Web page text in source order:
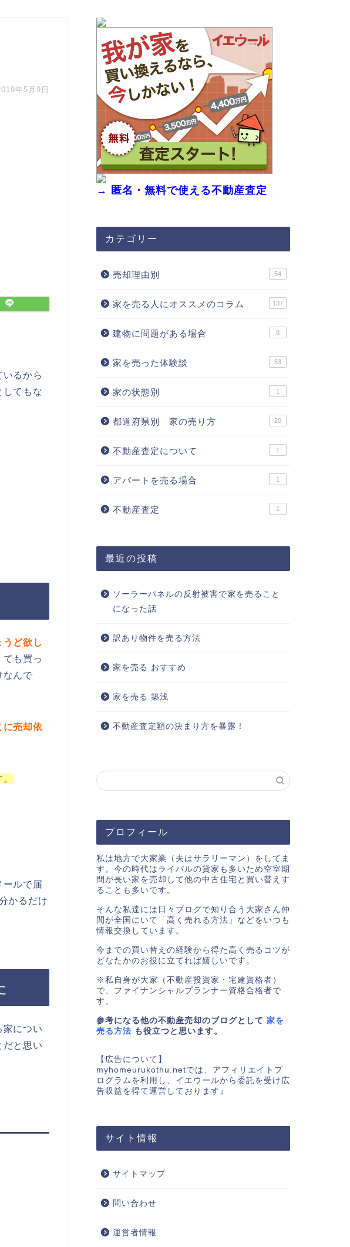
年5月9日
るから
してもな
ど欲し
ても買っ
なんで
に売却依
ルで届
かるだけ
につい
だと思い
→ 匿名・無料で使える不動産査定
カテゴリー
売却理由別 54
家を売る人にオススメのコラム 137
建物に問題がある場合 8
家を売った体験談 53
家の状態別 1
都道府県別 家の売り方 20
不動産査定について 1
アパートを売る場合 1
不動産査定 1
最近の投稿
ソーラーパネルの反射被害で家を売ること
になった話
訳あり物件を売る方法
家を売る おすすめ
家を売る 築浅
不動産査定額の決まり方を暴露！
プロフィール
私は地方で大家業（夫はサラリーマン）をしてま
す。今の時代はライバルの貸家も多いため空室期
間が長い家を売却して他の中古住宅と買い替えす
ることも多いです。
そんな私達には日々ブログで知り合う大家さん仲
間が全国にいて「高く売れる方法」などをいつも
情報交換しています。
今までの買い替えの経験から得た高く売るコツが
どなたかのお役に立てれば嬉しいです。
※私自身が大家（不動産投資家・宅建資格者）
で、ファイナンシャルプランナー資格合格者で
す。
参考になる他の不動産売却のブログとして 家を
売る方法 も役立つと思います。
【広告について】
myhomeurukothu.netでは、アフィリエイトプ
ログラムを利用し、イエウールから委託を受け広
告収益を得て運営しております』
サイト情報
サイトマップ
問い合わせ
運営者情報